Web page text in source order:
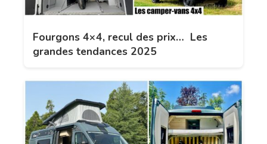
Fourgons 4×4, recul des prix… Les
grandes tendances 2025